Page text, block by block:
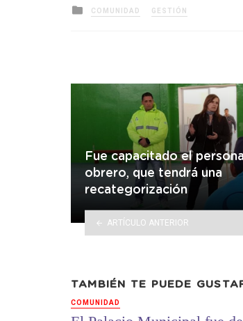
Posted
in
COMUNIDAD GESTIÓN
Fue capacitado el
obrero, que tendrá una
recategorización
ARTÍCULO ANTERIOR
TAMBIÉN TE PUEDE
COMUNIDAD